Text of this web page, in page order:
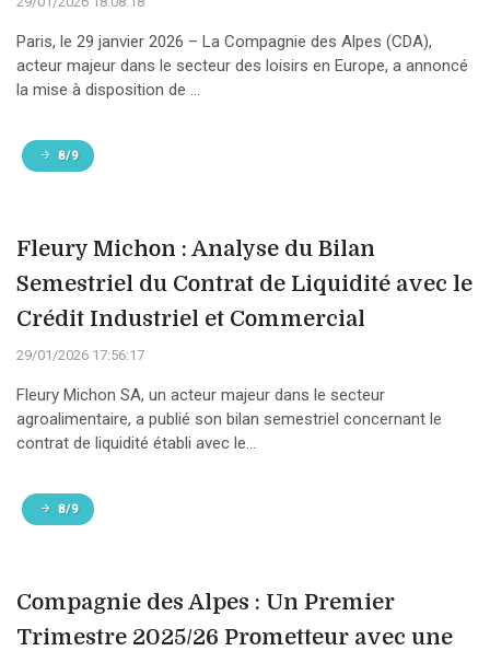
Paris, le 29 janvier 2026 – La Compagnie des Alpes (CDA),
acteur majeur dans le secteur des loisirs en Europe, a annoncé
la mise à disposition de ...
8/9
Fleury Michon : Analyse du Bilan
Semestriel du Contrat de Liquidité avec le
Crédit Industriel et Commercial
29/01/2026 17:56:17
Fleury Michon SA, un acteur majeur dans le secteur
agroalimentaire, a publié son bilan semestriel concernant le
contrat de liquidité établi avec le...
8/9
Compagnie des Alpes : Un Premier
Trimestre 2025/26 Prometteur avec une